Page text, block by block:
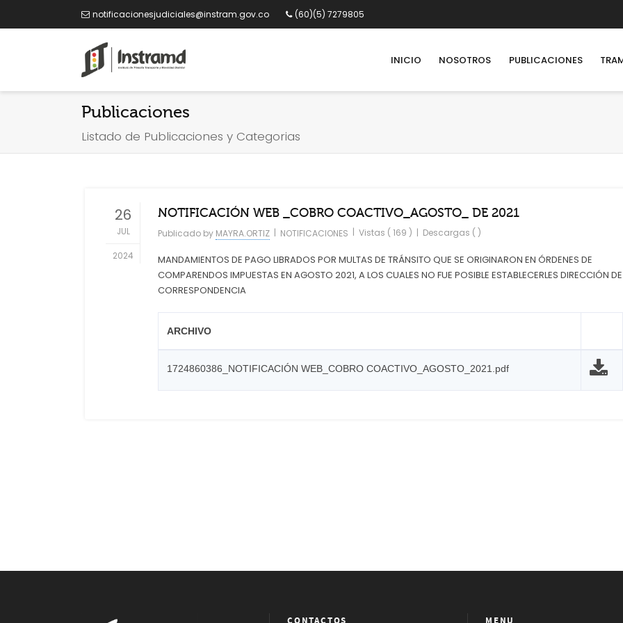
notificacionesjudiciales@instram.gov.co (60)(5) 7279805
INICIO NOSOTROS PUBLICACIONES
Publicaciones
Listado de Publicaciones y Categorias
26
JUL
2024
NOTIFICACIÓN WEB _COBRO COACTIVO_AGOSTO_ DE 2021
Publicado by MAYRA.ORTIZ | NOTIFICACIONES | Vistas ( 169 ) | Descargas ( )
MANDAMIENTOS DE PAGO LIBRADOS POR MULTAS DE TRÁNSITO QUE SE ORIGINARON EN ÓRDENES DE
COMPARENDOS IMPUESTAS EN AGOSTO 2021, A LOS CUALES NO FUE POSIBLE ESTABLECERLES DIRECCIÓN DE
CORRESPONDENCIA
ARCHIVO
1724860386_NOTIFICACIÓN WEB_COBRO COACTIVO_AGOSTO_2021.pdf